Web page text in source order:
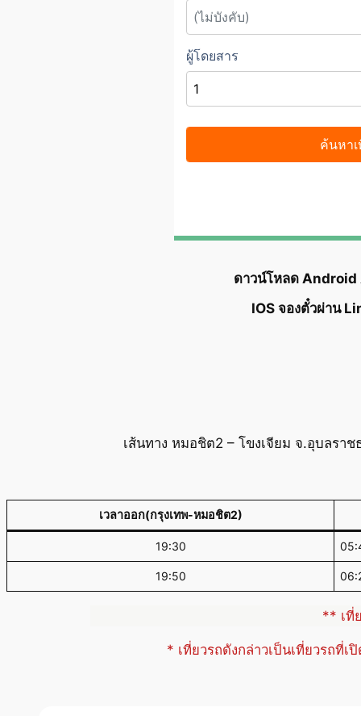
ดาวน์โหลด Android
IOS จองตั๋วผ่าน
เส้นทาง หมอชิต2 – โขงเจียม จ.อุบลรา
เวลาออก(กรุงเทพ-หมอชิต2)
19:30
19:50
** เที่
* เที่ยวรถดังกล่าวเป็นเที่ยวรถที่